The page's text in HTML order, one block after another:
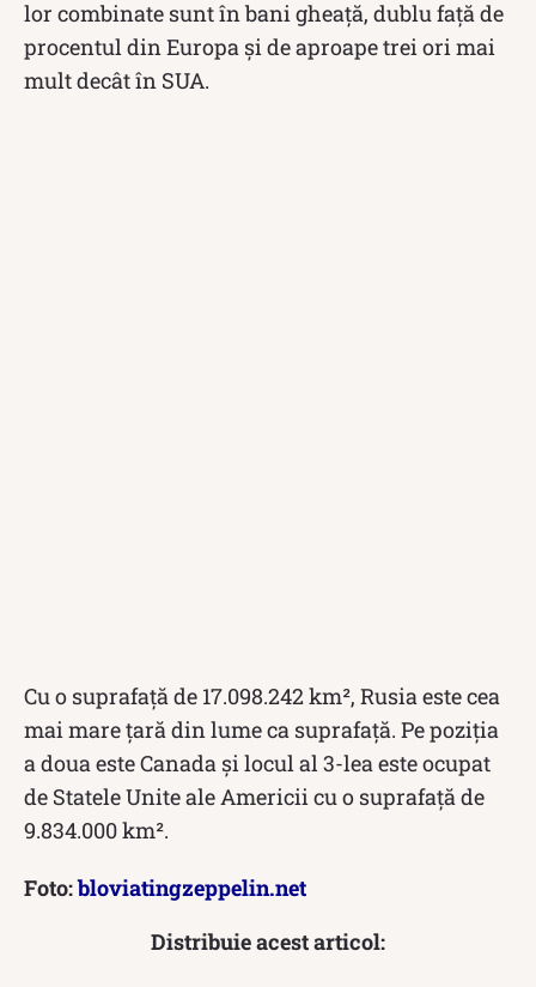
lor combinate sunt în bani gheaţă, dublu faţă de
procentul din Europa şi de aproape trei ori mai
mult decât în SUA.
Cu o suprafață de 17.098.242 km², Rusia este cea
mai mare țară din lume ca suprafață. Pe poziția
a doua este Canada și locul al 3-lea este ocupat
de Statele Unite ale Americii cu o suprafață de
9.834.000 km².
Foto:bloviatingzeppelin.net
Distribuie acest articol: